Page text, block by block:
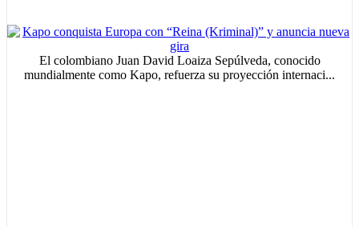
El colombiano Juan David Loaiza Sepúlveda, conocido
mundialmente como Kapo, refuerza su proyección internaci...